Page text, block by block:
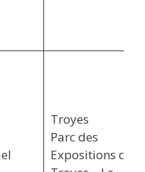
Troyes
Parc des
Expositions de